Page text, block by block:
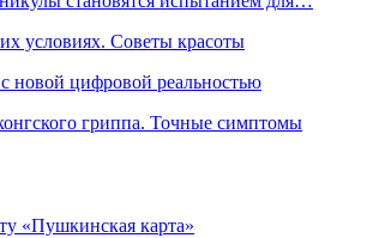
условиях. Советы красоты
новой цифровой реальностью
гриппа. Точные симптомы
«Пушкинская карта»